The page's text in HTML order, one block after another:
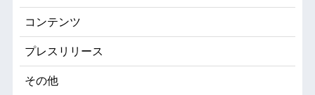
コンテンツ
プレスリリース
その他